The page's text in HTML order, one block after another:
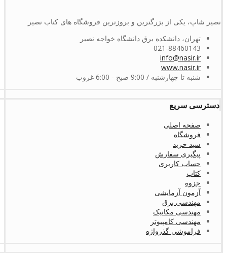
نصیر شاپ، یکی از بزرگترین و بروزترین فروشگاه های کتاب نصیر
تهران، دانشکده برق دانشگاه خواجه نصیر
021-88460143
info@nasir.ir
www.nasir.ir
شنبه تا چهارشنبه / 9:00 صبح - 6:00 غروب
دسترسی سریع
صفحه اصلی
فروشگاه
سبد خرید
پیگیری سفارش
حساب کاربری
کتاب
جزوه
آزمون آزمایشی
مهندسی برق
مهندسی مکانیک
مهندسی کامپیوتر
فراموشی گذرواژه